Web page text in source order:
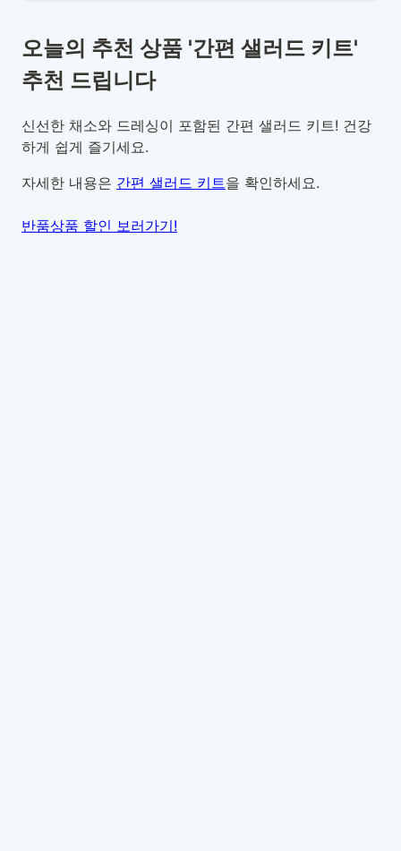
오늘의 추천 상품 '간편 샐러드 키트'
추천 드립니다
신선한 채소와 드레싱이 포함된 간편 샐러드 키트! 건강
하게 쉽게 즐기세요.
자세한 내용은 간편 샐러드 키트을 확인하세요.
반품상품 할인 보러가기!